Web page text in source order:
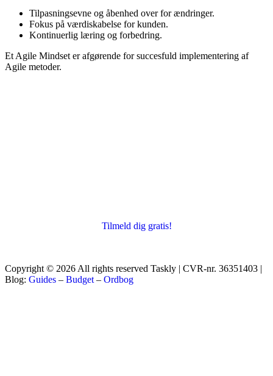
Tilpasningsevne og åbenhed over for ændringer.
Fokus på værdiskabelse for kunden.
Kontinuerlig læring og forbedring.
Et Agile Mindset er afgørende for succesfuld implementering af
Agile metoder.
Tilmeld dig gratis!
Copyright © 2026 All rights reserved Taskly | CVR-nr. 36351403 |
Blog: Guides – Budget – Ordbog